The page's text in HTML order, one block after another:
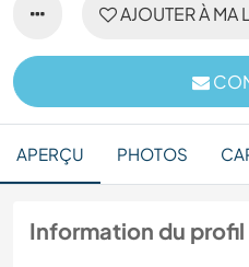
AJOUTER À MA
APERÇU PHOTOS
Information du profil